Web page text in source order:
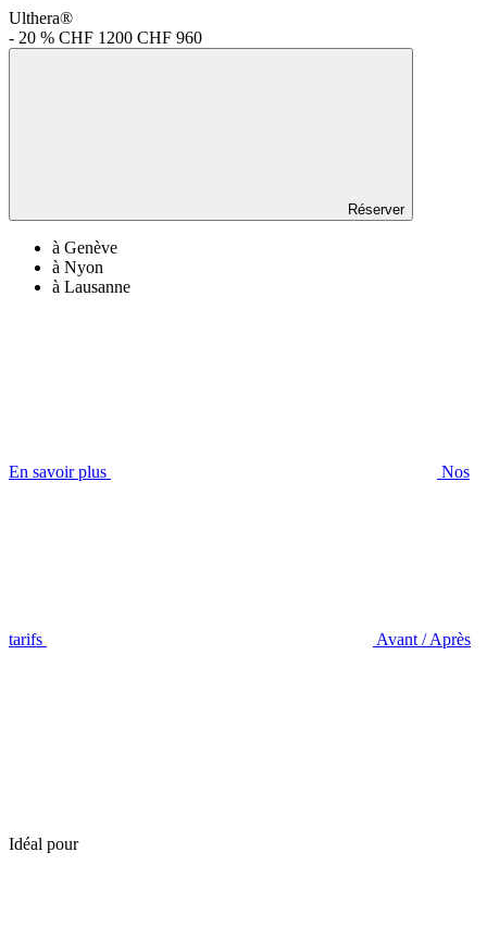
Ulthera®
- 20 % CHF 1200 CHF 960
Réserver
à Genève
à Nyon
à Lausanne
En savoir plus Nos
tarifs Avant / Après
Idéal pour